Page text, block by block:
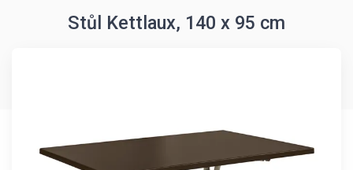
Stůl Kettlaux, 140 x 95 cm